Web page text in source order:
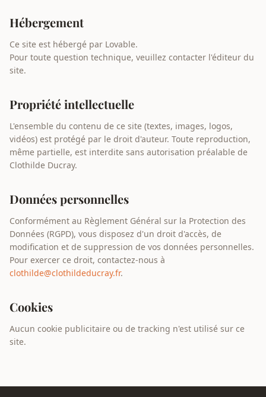
Hébergement
Ce site est hébergé par Lovable.
Pour toute question technique, veuillez contacter l'éditeur du
site.
Propriété intellectuelle
L'ensemble du contenu de ce site (textes, images, logos,
vidéos) est protégé par le droit d'auteur. Toute reproduction,
même partielle, est interdite sans autorisation préalable de
Clothilde Ducray.
Données personnelles
Conformément au Règlement Général sur la Protection des
Données (RGPD), vous disposez d'un droit d'accès, de
modification et de suppression de vos données personnelles.
Pour exercer ce droit, contactez-nous à
clothilde@clothildeducray.fr.
Cookies
Aucun cookie publicitaire ou de tracking n'est utilisé sur ce
site.